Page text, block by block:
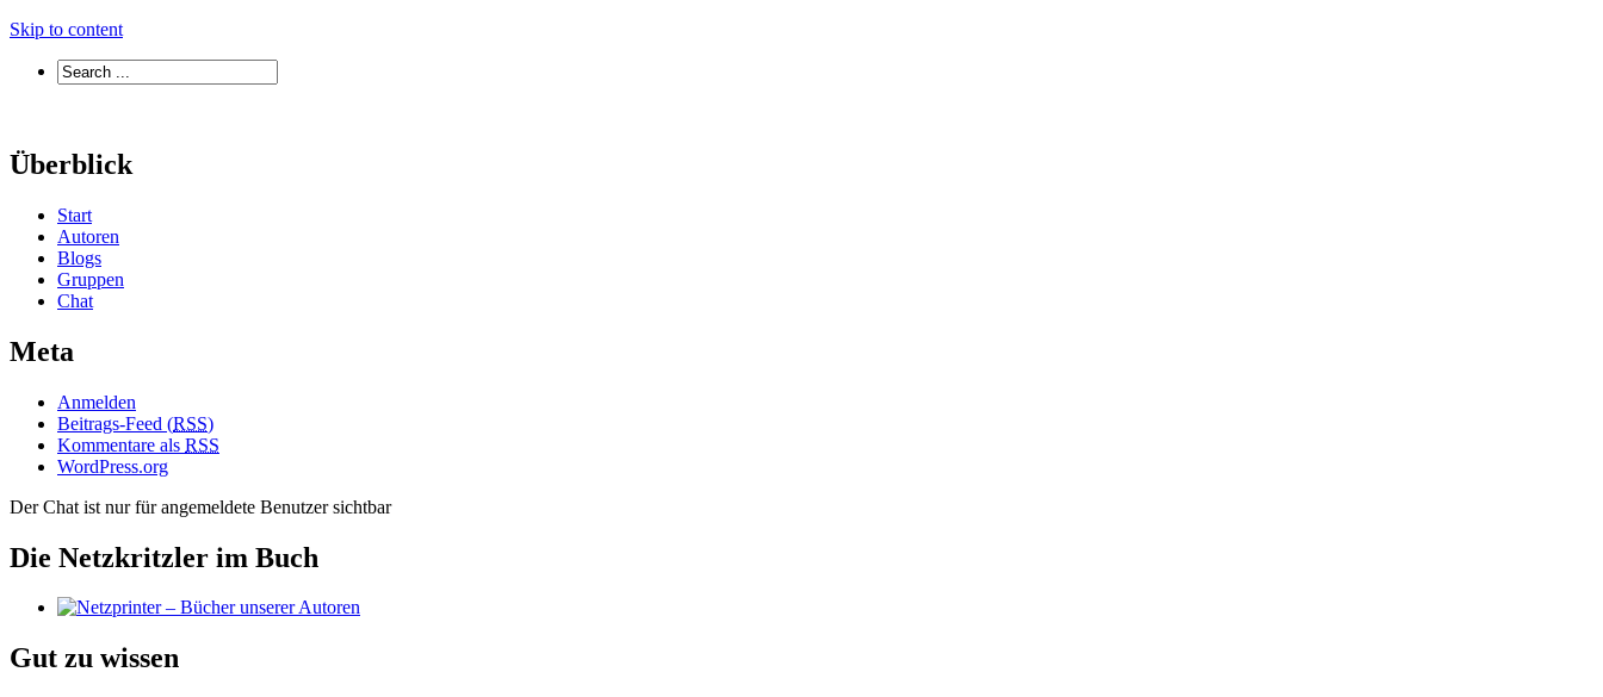
Skip to content
Überblick
Start
Autoren
Blogs
Gruppen
Chat
Meta
Anmelden
Beitrags-Feed (RSS)
Kommentare als RSS
WordPress.org
Der Chat ist nur für angemeldete Benutzer sichtbar
Die Netzkritzler im Buch
Gut zu wissen